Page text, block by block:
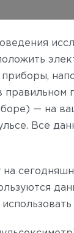
приборы,
— на
Все